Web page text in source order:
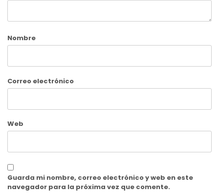
Nombre
Correo electrónico
Web
Guarda mi nombre, correo electrónico y web en este
navegador para la próxima vez que comente.